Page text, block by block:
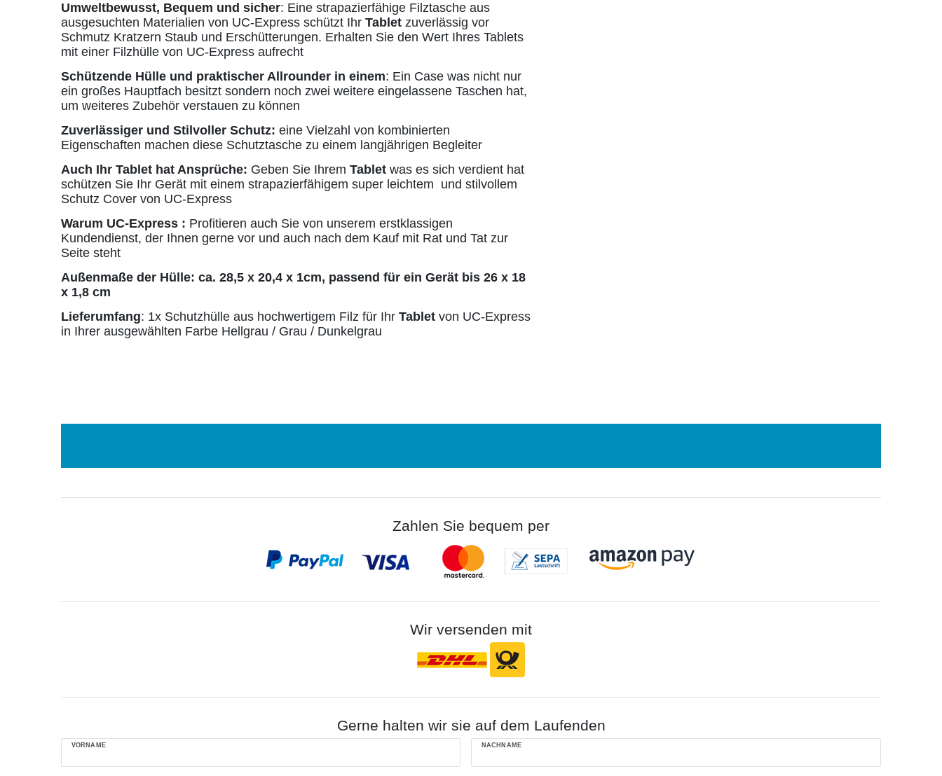
Umweltbewusst, Bequem und sicher: Eine strapazierfähige Filztasche aus
ausgesuchten Materialien von UC-Express schützt Ihr Tablet zuverlässig vor
Schmutz Kratzern Staub und Erschütterungen. Erhalten Sie den Wert Ihres Tablets
mit einer Filzhülle von UC-Express aufrecht
Schützende Hülle und praktischer Allrounder in einem: Ein Case was nicht nur
ein großes Hauptfach besitzt sondern noch zwei weitere eingelassene Taschen hat,
um weiteres Zubehör verstauen zu können
Zuverlässiger und Stilvoller Schutz: eine Vielzahl von kombinierten
Eigenschaften machen diese Schutztasche zu einem langjährigen Begleiter
Auch Ihr Tablet hat Ansprüche: Geben Sie Ihrem Tablet was es sich verdient hat
schützen Sie Ihr Gerät mit einem strapazierfähigem super leichtem und stilvollem
Schutz Cover von UC-Express
Warum UC-Express : Profitieren auch Sie von unserem erstklassigen
Kundendienst, der Ihnen gerne vor und auch nach dem Kauf mit Rat und Tat zur
Seite steht
Außenmaße der Hülle: ca. 28,5 x 20,4 x 1cm, passend für ein Gerät bis 26 x 18
x 1,8 cm
Lieferumfang: 1x Schutzhülle aus hochwertigem Filz für Ihr Tablet von UC-Express
in Ihrer ausgewählten Farbe Hellgrau / Grau / Dunkelgrau
Zahlen Sie bequem per
Wir versenden mit
Gerne halten wir sie auf dem Laufenden
VORNAME NACHNAME